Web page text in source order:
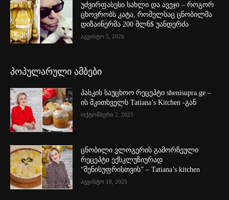
უძვირფასესი სახლი და ავეჯი – როგორ
ცხოვრობს კატა, რომელსაც ცნობილმა
დიზაინერმა 200 მლნ$ უანდერძა
აგვისტო 5, 2026
პოპულარული ამბები
პასკის საუცხოო რეცეპტი shenisupra.ge –
ის მკითხველს Tatiana’s Kitchen -გან
ოქტომბერი 2, 2025
ცნობილი ვლოგერის გამორჩეული
რეცეპტი ექსკლუზიურად
“შენისუფრისთვის” – Tatiana’s kitchen
აგვისტო 18, 2025